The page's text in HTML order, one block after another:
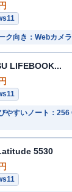
ク向き：Webカメ
LIFEBOOK...
やすいノート：
5530